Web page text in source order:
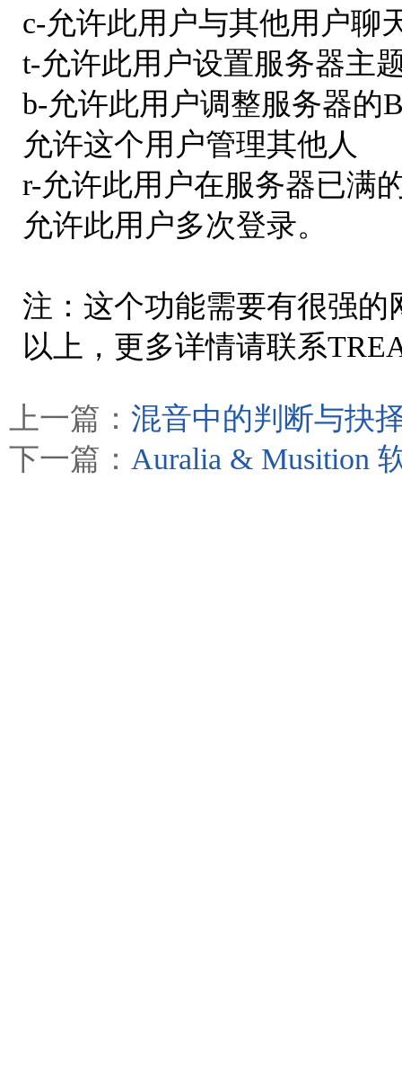
c-允许此用户与其他用户聊
t-允许此用户设置服务器主
b-允许此用户调整服务器的
允许这个用户管理其他人
r-允许此用户在服务器已满
允许此用户多次登录。
注：这个功能需要有很强
以上，更多详情请联系
上一篇： 混音中的判断与抉
下一篇： Auralia & Musition